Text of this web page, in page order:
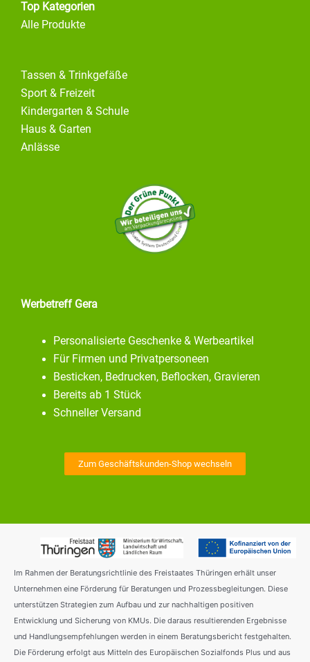
Top Kategorien
Alle Produkte
Tassen & Trinkgefäße
Sport & Freizeit
Kindergarten & Schule
Haus & Garten
Anlässe
Werbetreff Gera
Personalisierte Geschenke & Werbeartikel
Für Firmen und Privatpersoneen
Besticken, Bedrucken, Beflocken, Gravieren
Bereits ab 1 Stück
Schneller Versand
Zum Geschäftskunden-Shop wechseln
Im Rahmen der Beratungsrichtlinie des Freistaates Thüringen erhält unser
Unternehmen eine Förderung für Beratungen und Prozessbegleitungen. Diese
unterstützen Strategien zum Aufbau und zur nachhaltigen positiven
Entwicklung und Sicherung von KMUs. Die daraus resultierenden Ergebnisse
und Handlungsempfehlungen werden in einem Beratungsbericht festgehalten.
Die Förderung erfolgt aus Mitteln des Europäischen Sozialfonds Plus und aus